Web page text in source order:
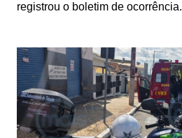
registrou o boletim de ocorrência.